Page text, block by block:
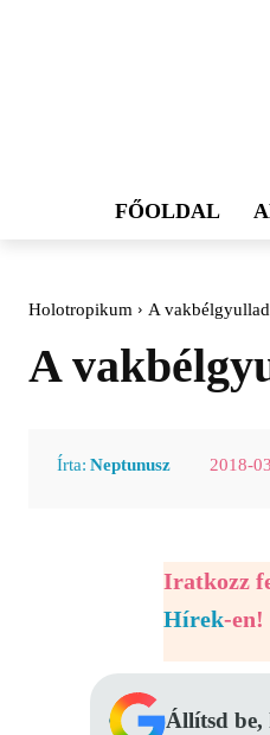
FŐOLDAL
Holotropikum A
A
Írta: Neptunusz 2018-
Iratkozz
Hírek-en!
Állítsd be,